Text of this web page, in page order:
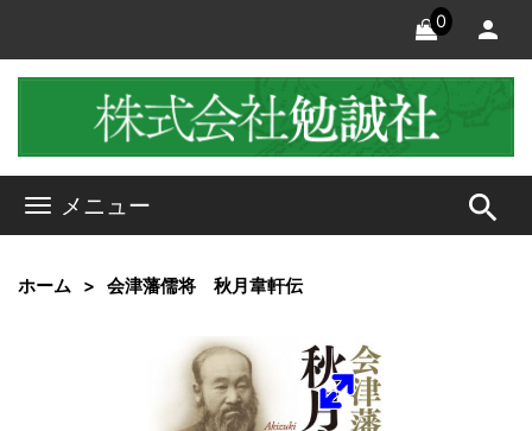
0
メニュー search
ホーム 会津藩儒将 秋月韋軒伝